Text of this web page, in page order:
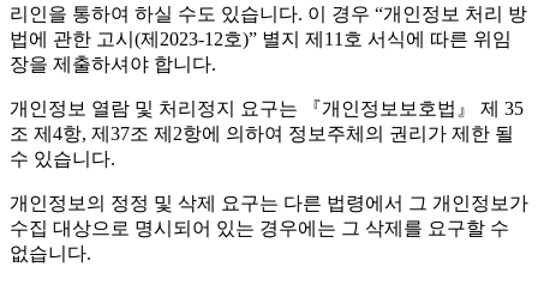
리인을 통하여 하실 수도 있습니다. 이 경우 “개인정보 처리 방
법에 관한 고시(제2023-12호)” 별지 제11호 서식에 따른 위임
장을 제출하셔야 합니다.
개인정보 열람 및 처리정지 요구는 『개인정보보호법』 제 35
조 제4항, 제37조 제2항에 의하여 정보주체의 권리가 제한 될
수 있습니다.
개인정보의 정정 및 삭제 요구는 다른 법령에서 그 개인정보가
수집 대상으로 명시되어 있는 경우에는 그 삭제를 요구할 수
없습니다.